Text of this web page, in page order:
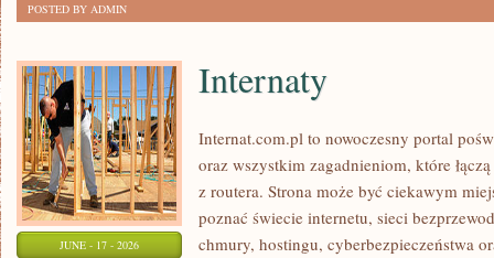
POSTED BY ADMIN
JUNE - 17 - 2026
Internaty
Internat.com.pl to nowoczesny portal
oraz wszystkim zagadnieniom, które
z routera. Strona może być ciekawym
poznać świecie internetu, sieci
chmury, hostingu, cyberbezpieczeństwa